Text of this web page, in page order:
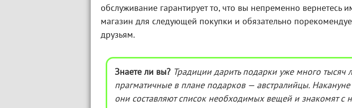
обслуживание гарантирует то, что вы непременно вернетесь
магазин для следующей покупки и обязательно
друзьям.
Знаете ли вы? Традиции дарить подарки уже много тысяч
прагматичные в плане подарков — австралийцы. Накануне
они составляют список необходимых вещей и знакомят с